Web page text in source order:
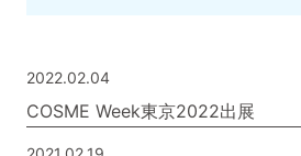
2022.02.04
COSME Week東京2022出展